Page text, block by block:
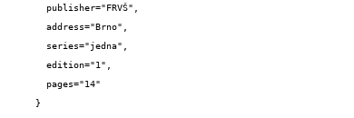
}